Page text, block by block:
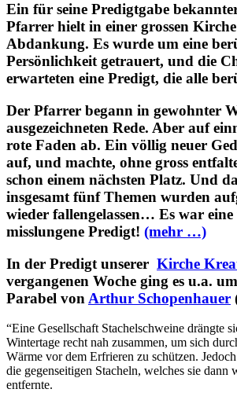
Ein für seine Predigtgabe
Pfarrer hielt in einer grossen
Abdankung. Es wurde um eine
Persönlichkeit getrauert, und die
erwarteten eine Predigt, die alle
Der Pfarrer begann in gewohnter
ausgezeichneten Rede. Aber auf
rote Faden ab. Ein völlig neuer
auf, und machte, ohne gross
schon einem nächsten Platz. Und
insgesamt fünf Themen wurden
wieder fallengelassen… Es war
misslungene Predigt! (mehr …)
In der Predigt unserer Kirche
vergangenen Woche ging es u.a.
Parabel von Arthur Schopenhauer
“Eine Gesellschaft Stachelschweine drängte
Wintertage recht nah zusammen, um sich
Wärme vor dem Erfrieren zu schützen.
die gegenseitigen Stacheln, welches sie dann
entfernte.